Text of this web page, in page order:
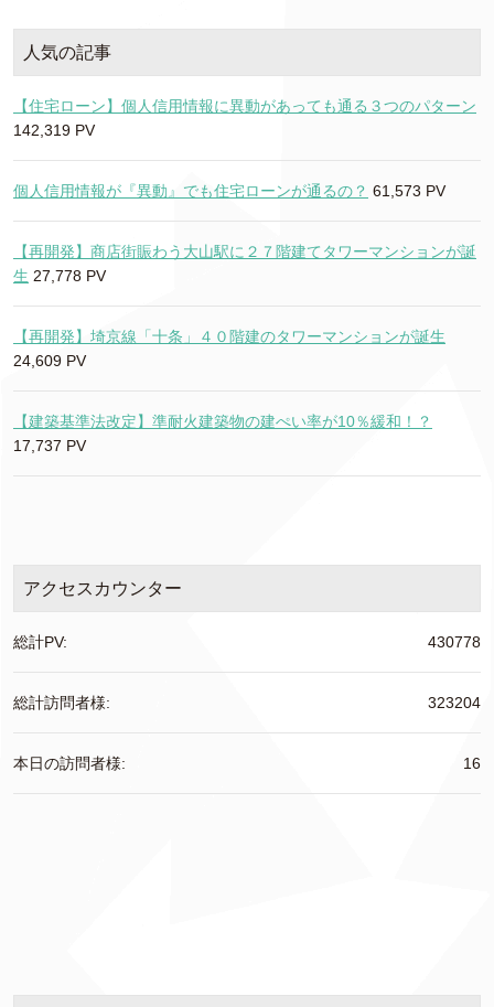
人気の記事
【住宅ローン】個人信用情報に異動があっても通る３つのパターン
142,319 PV
個人信用情報が『異動』でも住宅ローンが通るの？ 61,573 PV
【再開発】商店街賑わう大山駅に２７階建てタワーマンションが誕
生 27,778 PV
【再開発】埼京線「十条」４０階建のタワーマンションが誕生
24,609 PV
【建築基準法改定】準耐火建築物の建ぺい率が10％緩和！？
17,737 PV
アクセスカウンター
430778
総計PV:
323204
総計訪問者様:
16
本日の訪問者様: